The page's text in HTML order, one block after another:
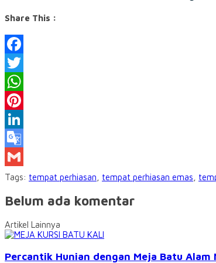
Share This :
Facebook
Twitter
WhatsApp
Pinterest
LinkedIn
Google
Translate
Gmail
Tags: tempat perhiasan tempat perhiasan emas
Belum ada komentar
Artikel Lainnya
Percantik Hunian dengan Meja Batu Alam